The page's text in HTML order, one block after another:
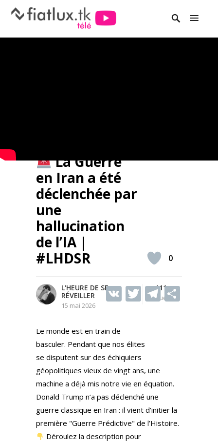
La Guerre
en Iran a été
déclenchée par
une
hallucination
de l’IA |
#LHDSR
L'HEURE DE SE
RÉVEILLER
15 mai 2026
111
Vues
V T
er
T
0
Le monde est en train de
basculer. Pendant que nos élites
se disputent sur des échiquiers
géopolitiques vieux de vingt ans, une
machine a déjà mis notre vie en équation.
Donald Trump n’a pas déclenché une
guerre classique en Iran : il vient d’initier la
première "Guerre Prédictive" de l’Histoire.
Déroulez la description pour